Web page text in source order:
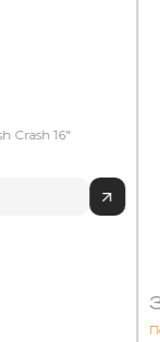
Crash 16"